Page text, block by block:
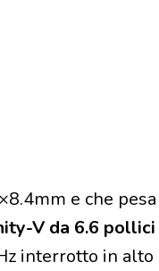
e che
V da 6.6
interrotto in alto